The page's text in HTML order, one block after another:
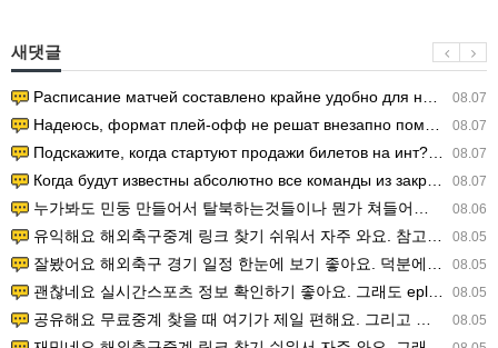
새댓글
08.07
Расписание матчей составлено крайне удобно для нашего часово…
08.07
Надеюсь, формат плей-офф не решат внезапно поменять. https:/…
08.07
Подскажите, когда стартуют продажи билетов на инт? https://g…
08.07
Когда будут известны абсолютно все команды из закрытых квали…
08.06
누가봐도 민둥 만들어서 탈북하는것들이나 뭔가 쳐들어오는 낌새를 미리 알아차리기 위함이지 저걸 전쟁준비라고 하…
08.05
유익해요 해외축구중계 링크 찾기 쉬워서 자주 와요. 참고로 무료스포츠중계 정보 확인할 때 출처 꼭 체크해요.…
08.05
잘봤어요 해외축구 경기 일정 한눈에 보기 좋아요. 덕분에 epl중계 볼 때 공식 중계 채널 먼저 찾아봐요. …
08.05
괜찮네요 실시간스포츠 정보 확인하기 좋아요. 그래도 epl중계 볼 때 공식 중계 채널 먼저 찾아봐요. 북마크…
08.05
공유해요 무료중계 찾을 때 여기가 제일 편해요. 그리고 무료스포츠중계 정보 확인할 때 출처 꼭 체크해요. 앞…